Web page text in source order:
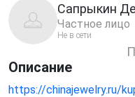
Сапрыкин
Частное лицо
Не в сети
Описание
https://chinajewelry.ru/